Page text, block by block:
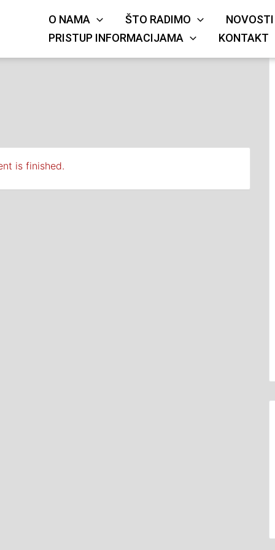
O NAMA ŠTO RADIMO
NOVOSTI
PRISTUP INFORMACIJAMA
KONTAKT
is finished.